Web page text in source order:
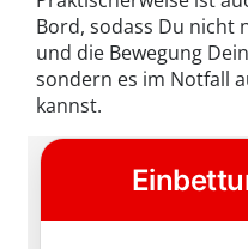
Bord, sodass Du nicht
und die Bewegung
sondern es im Notfall
kannst.